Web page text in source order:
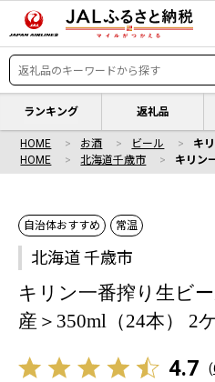
ランキング 返礼品
HOME お酒 ビール
キ
HOME
北海道千歳市 キリン
自治体おすすめ 常温
北海道 千歳市
キリン一番搾り生ビ
産＞350ml（24本） 2
4.7 (